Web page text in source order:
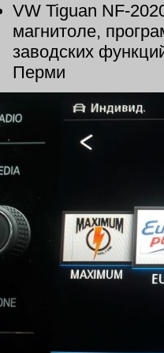
VW Tiguan NF-
магнитоле,
заводских
Перми